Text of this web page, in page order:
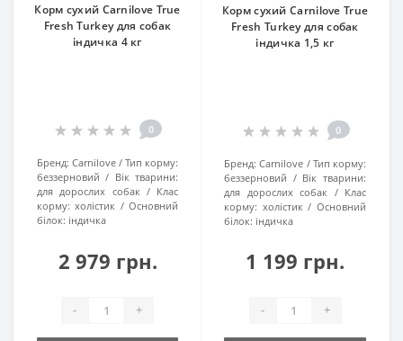
Корм сухий Carnilove True
Fresh Turkey для cобак
індичка 4 кг
0
Бренд: Carnilove
Тип корму:
беззерновий
Вік тварини:
для дорослих собак
Клас
корму: холістик
Основний
білок: індичка
2 979 грн.
- +
Корм сухий Carnilove True
Fresh Turkey для cобак
індичка 1,5 кг
0
Бренд: Carnilove
Тип корму:
беззерновий
Вік тварини:
для дорослих собак
Клас
корму: холістик
Основний
білок: індичка
1 199 грн.
- +